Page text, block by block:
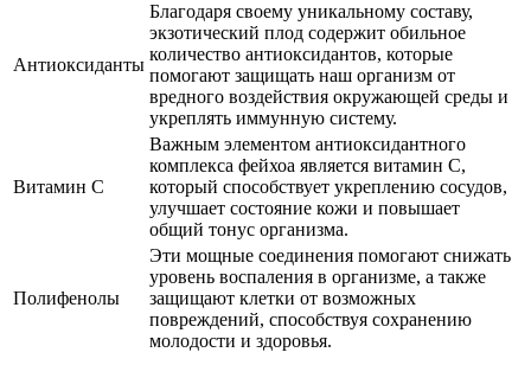
Антиоксиданты
Благодаря своему уникальному составу,
экзотический плод содержит обильное
количество антиоксидантов, которые
помогают защищать наш организм от
вредного воздействия окружающей среды и
укреплять иммунную систему.
Витамин С
Важным элементом антиоксидантного
комплекса фейхоа является витамин C,
который способствует укреплению сосудов,
улучшает состояние кожи и повышает
общий тонус организма.
Полифенолы
Эти мощные соединения помогают снижать
уровень воспаления в организме, а также
защищают клетки от возможных
повреждений, способствуя сохранению
молодости и здоровья.